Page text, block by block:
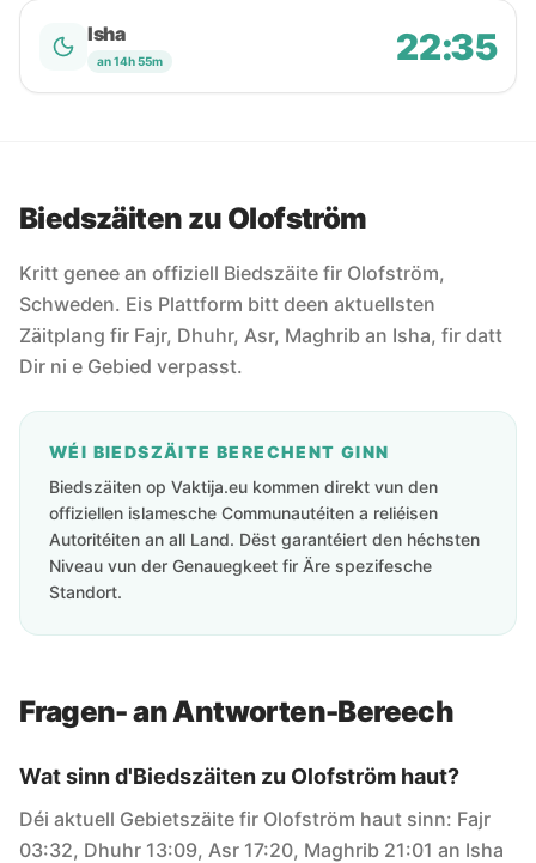
Isha
an 14h 55m 22:35
Biedszäiten zu Olofström
Kritt genee an offiziell Biedszäite fir Olofström,
Schweden. Eis Plattform bitt deen aktuellsten
Zäitplang fir Fajr, Dhuhr, Asr, Maghrib an Isha, fir datt
Dir ni e Gebied verpasst.
WÉI BIEDSZÄITE BERECHENT GINN
Biedszäiten op Vaktija.eu kommen direkt vun den
offiziellen islamesche Communautéiten a reliéisen
Autoritéiten an all Land. Dëst garantéiert den héchsten
Niveau vun der Genauegkeet fir Äre spezifesche
Standort.
Fragen- an Antworten-Bereech
Wat sinn d'Biedszäiten zu Olofström haut?
Déi aktuell Gebietszäite fir Olofström haut sinn: Fajr
03:32, Dhuhr 13:09, Asr 17:20, Maghrib 21:01 an Isha